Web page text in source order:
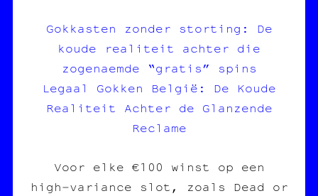
Gokkasten zonder storting: De
koude realiteit achter die
zogenaemde “gratis” spins
Legaal Gokken België: De Koude
Realiteit Achter de Glanzende
Reclame
Voor elke €100 winst op een
high‑variance slot, zoals Dead or